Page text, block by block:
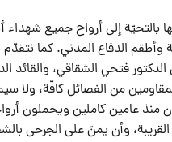
بالتحيّة إلى أرواح جميع شهداء
وأطقم الدفاع المدني. كما
فتحي الشقاقي، والقائد
من الفصائل كافّة،
منذ عامين كاملين ويحملون
وأن يمنّ على الجرحى